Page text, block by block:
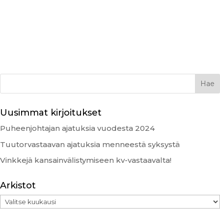
Uusimmat kirjoitukset
Puheenjohtajan ajatuksia vuodesta 2024
Tuutorvastaavan ajatuksia menneestä syksystä
Vinkkejä kansainvälistymiseen kv-vastaavalta!
Arkistot
Arkistot